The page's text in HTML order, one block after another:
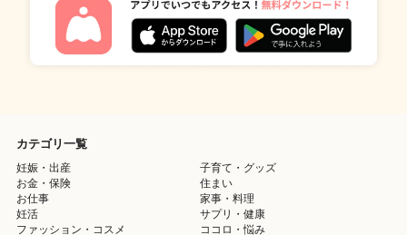
カテゴリ一覧
妊娠・出産
子育て・グッズ
お金・保険
住まい
お仕事
家事・料理
妊活
サプリ・健康
ファッション・コスメ
ココロ・悩み